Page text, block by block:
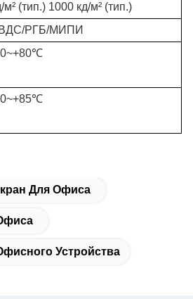
м² (тип.) 1000 кд/м² (тип.)
РГБ/МИПИ
~+80℃
Для Офиса
Устройства